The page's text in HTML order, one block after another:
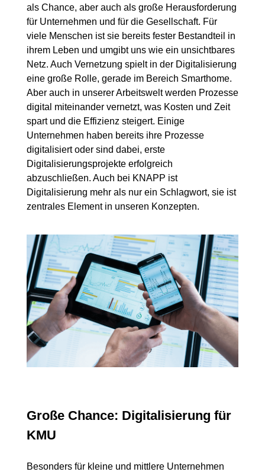
als Chance, aber auch als große Herausforderung
für Unternehmen und für die Gesellschaft. Für
viele Menschen ist sie bereits fester Bestandteil in
ihrem Leben und umgibt uns wie ein unsichtbares
Netz. Auch Vernetzung spielt in der Digitalisierung
eine große Rolle, gerade im Bereich Smarthome.
Aber auch in unserer Arbeitswelt werden Prozesse
digital miteinander vernetzt, was Kosten und Zeit
spart und die Effizienz steigert. Einige
Unternehmen haben bereits ihre Prozesse
digitalisiert oder sind dabei, erste
Digitalisierungsprojekte erfolgreich
abzuschließen. Auch bei KNAPP ist
Digitalisierung mehr als nur ein Schlagwort, sie ist
zentrales Element in unseren Konzepten.
Große Chance: Digitalisierung für
KMU
Besonders für kleine und mittlere Unternehmen